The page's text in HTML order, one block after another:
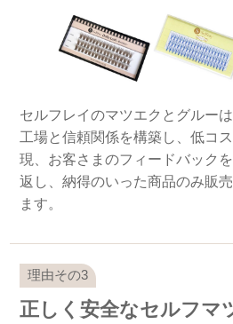
セルフレイのマツエクとグルー
工場と信頼関係を構築し、低コ
現、お客さまのフィードバック
返し、納得のいった商品のみ販
ます。
正しく安全なセルフマ